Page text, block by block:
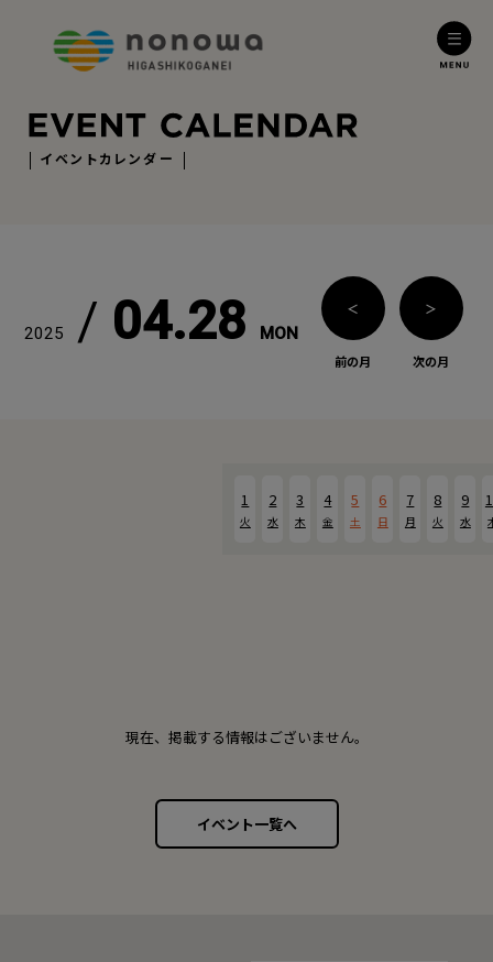
イベントカレンダー
2025 / 04.28 MON
＜
前の月
＞
次の月
1
火
2
水
3
木
4
金
5
土
6
日
7
月
8
火
9
水
現在、掲載する情報はございません。
イベント一覧へ